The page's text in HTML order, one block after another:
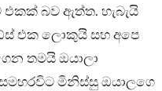
එකක් බව ඇත්ත. හැබැයි
එක ලොකුයි සහ අපෙ
තමයි ඔයාලා
මිනිස්සු ඔයාලගෙ